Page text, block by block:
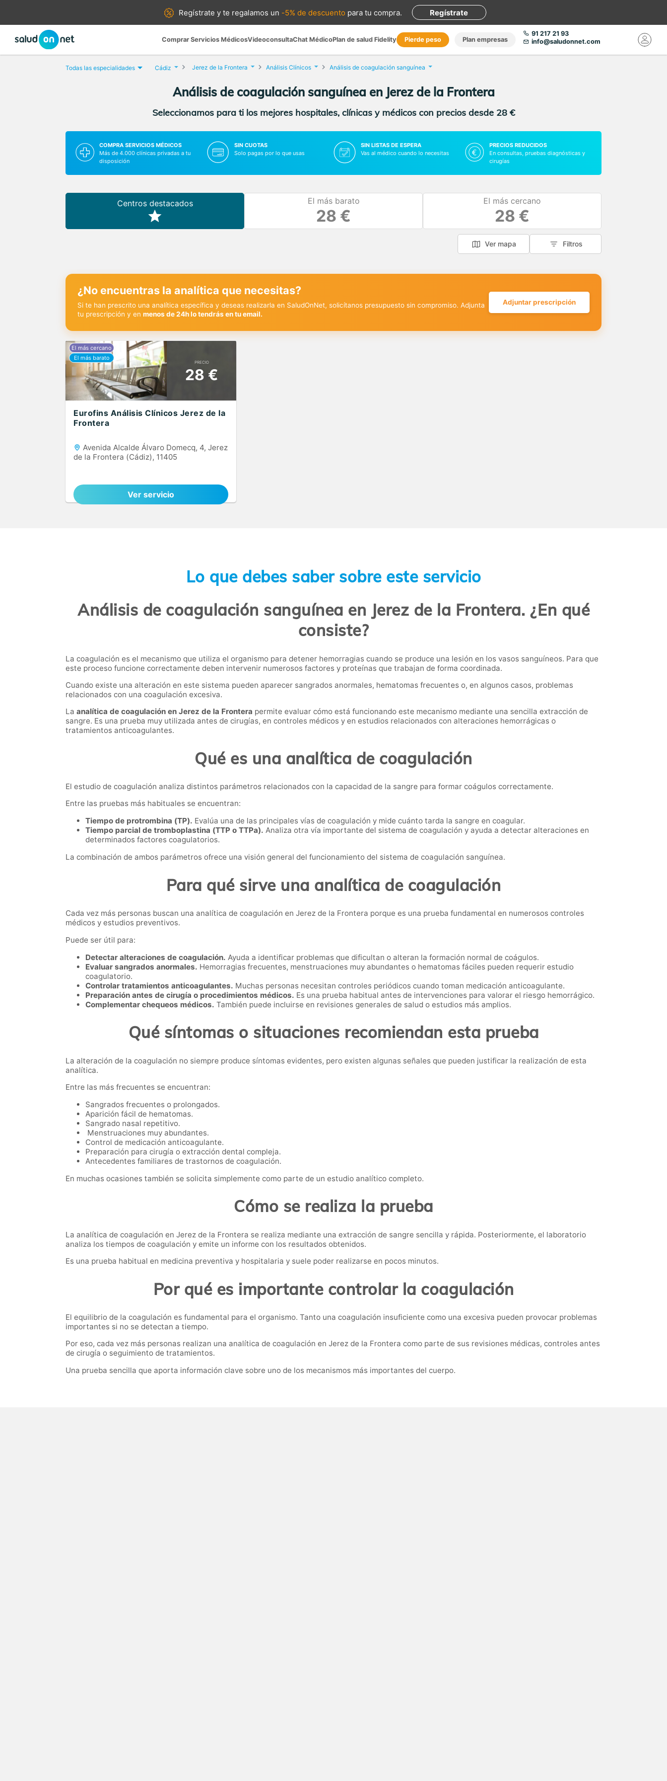
Regístrate yte regalamos un -5% de descuento para tu compra. Regístrate
Comprar Servicios MédicosVideoconsultaChat MédicoPlan de salud Fidelity Pierde peso Plan empresas
91 217 21 93
info@saludonnet.com
Todas las especialidades Cádiz Jerez de la Frontera Análisis Clínicos Análisis de coagulación sanguínea
Análisis de coagulación sanguínea en Jerez de la Frontera
Seleccionamos para ti los mejores hospitales, clínicas y médicos con precios desde 28 €
COMPRA SERVICIOS MÉDICOS
Más de 4.000 clínicas privadas a tu
disposición
SIN CUOTAS
Solo pagas por lo que usas
SIN LISTAS DE ESPERA
Vas al médico cuando lo necesitas
PRECIOS REDUCIDOS
En consultas, pruebas diagnósticas y
cirugías
Centros destacados El más barato
28 €
El más cercano
28 €
Ver mapa Filtros
¿No encuentras la analítica que necesitas?
Si te han prescrito una analítica específica y deseas realizarla en SaludOnNet, solicítanos presupuesto sin compromiso. Adjunta
tu prescripción y en menos de 24h lo tendrás en tu email.
Adjuntar prescripción
PRECIO
28 €
Eurofins Análisis Clínicos Jerez de la
Frontera
Avenida Alcalde Álvaro Domecq, 4, Jerez
de la Frontera (Cádiz), 11405
Ver servicio
Lo que debes saber sobre este servicio
Análisis de coagulación sanguínea en Jerez de la Frontera. ¿En qué
consiste?
La coagulación es el mecanismo que utiliza el organismo para detener hemorragias cuando se produce una lesión en los vasos sanguíneos. Para que
este proceso funcione correctamente deben intervenir numerosos factores y proteínas que trabajan de forma coordinada.
Cuando existe una alteración en este sistema pueden aparecer sangrados anormales, hematomas frecuentes o, en algunos casos, problemas
relacionados con una coagulación excesiva.
La analítica de coagulación en Jerez de la Frontera permite evaluar cómo está funcionando este mecanismo mediante una sencilla extracción de
sangre. Es una prueba muy utilizada antes de cirugías, en controles médicos y en estudios relacionados con alteraciones hemorrágicas o
tratamientos anticoagulantes.
Qué es una analítica de coagulación
El estudio de coagulación analiza distintos parámetros relacionados con la capacidad de la sangre para formar coágulos correctamente.
Entre las pruebas más habituales se encuentran:
Tiempo de protrombina (TP). Evalúa una de las principales vías de coagulación y mide cuánto tarda la sangre en coagular.
Tiempo parcial de tromboplastina (TTP o TTPa). Analiza otra vía importante del sistema de coagulación y ayuda a detectar alteraciones en
determinados factores coagulatorios.
La combinación de ambos parámetros ofrece una visión general del funcionamiento del sistema de coagulación sanguínea.
Para qué sirve una analítica de coagulación
Cada vez más personas buscan una analítica de coagulación en Jerez de la Frontera porque es una prueba fundamental en numerosos controles
médicos y estudios preventivos.
Puede ser útil para:
Detectar alteraciones de coagulación. Ayuda a identificar problemas que dificultan o alteran la formación normal de coágulos.
Evaluar sangrados anormales. Hemorragias frecuentes, menstruaciones muy abundantes o hematomas fáciles pueden requerir estudio
coagulatorio.
Controlar tratamientos anticoagulantes. Muchas personas necesitan controles periódicos cuando toman medicación anticoagulante.
Preparación antes de cirugía o procedimientos médicos. Es una prueba habitual antes de intervenciones para valorar el riesgo hemorrágico.
Complementar chequeos médicos. También puede incluirse en revisiones generales de salud o estudios más amplios.
Qué síntomas o situaciones recomiendan esta prueba
La alteración de la coagulación no siempre produce síntomas evidentes, pero existen algunas señales que pueden justificar la realización de esta
analítica.
Entre las más frecuentes se encuentran:
Sangrados frecuentes o prolongados.
Aparición fácil de hematomas.
Sangrado nasal repetitivo.
Menstruaciones muy abundantes.
Control de medicación anticoagulante.
Preparación para cirugía o extracción dental compleja.
Antecedentes familiares de trastornos de coagulación.
En muchas ocasiones también se solicita simplemente como parte de un estudio analítico completo.
Cómo se realiza la prueba
La analítica de coagulación en Jerez de la Frontera se realiza mediante una extracción de sangre sencilla y rápida. Posteriormente, el laboratorio
analiza los tiempos de coagulación y emite un informe con los resultados obtenidos.
Es una prueba habitual en medicina preventiva y hospitalaria y suele poder realizarse en pocos minutos.
Por qué es importante controlar la coagulación
El equilibrio de la coagulación es fundamental para el organismo. Tanto una coagulación insuficiente como una excesiva pueden provocar problemas
importantes si no se detectan a tiempo.
Por eso, cada vez más personas realizan una analítica de coagulación en Jerez de la Frontera como parte de sus revisiones médicas, controles antes
de cirugía o seguimiento de tratamientos.
Una prueba sencilla que aporta información clave sobre uno de los mecanismos más importantes del cuerpo.